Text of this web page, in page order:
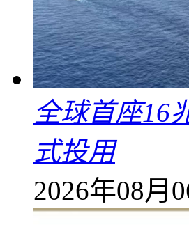
全球首座16
式投用
2026年08月